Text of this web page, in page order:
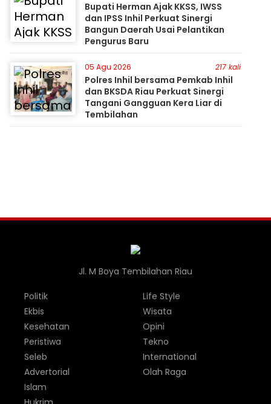
Bupati Herman Ajak KKSS, IWSS
dan IPSS Inhil Perkuat Sinergi
Bangun Daerah Usai Pelantikan
Pengurus Baru
05 Agu 2026 217 kali
Polres Inhil bersama Pemkab Inhil
dan BKSDA Riau Perkuat Sinergi
Tangani Gangguan Kera Liar di
Tembilahan
Jl. M Boya Tembilahan Riau
Politik
Ekbis
Kesehatan
Peristiwa
Seleb
Advertorial
Life Style
Wisata
Opini
Tekno
International
Olah Raga
Islam